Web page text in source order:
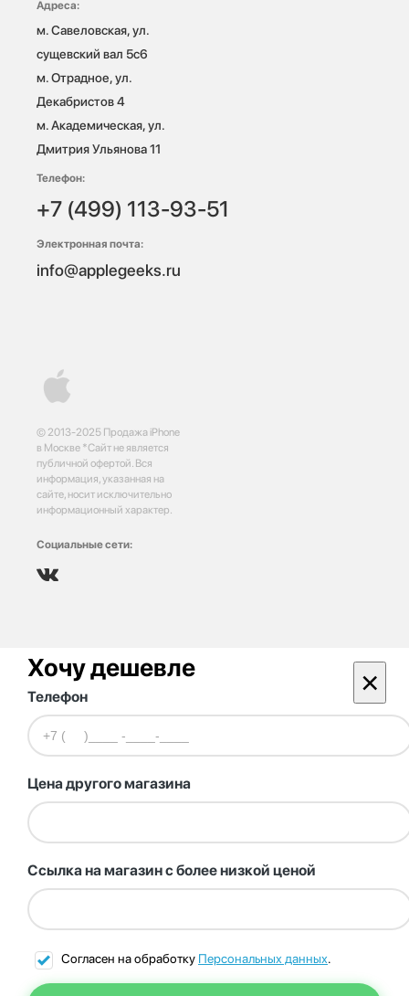
© 2013-2025 Продажа iPhone
в Москве *Сайт не является
публичной офертой. Вся
информация, указанная на
сайте, носит исключительно
информационный характер.
Социальные сети:
Адреса:
м. Савеловская, ул.
сущевский вал 5с6
м. Отрадное, ул.
Декабристов 4
м. Академическая, ул.
Дмитрия Ульянова 11
Телефон:
+7 (499) 113-93-51
Электронная почта:
info@applegeeks.ru
Хочу дешевле ×
Телефон
Цена другого магазина
Ссылка на магазин с более низкой ценой
Согласен на обработку Персональных данных.